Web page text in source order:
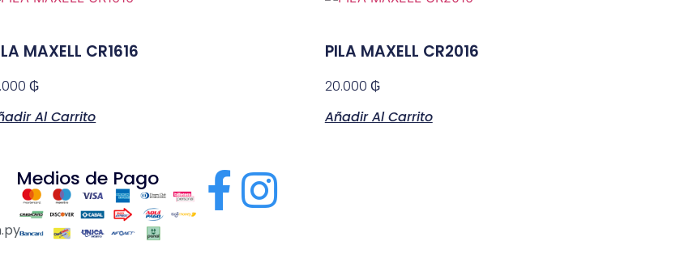
MAXELL CR1616
₲
Al Carrito
PILA MAXELL CR2016
20.000 ₲
Añadir Al Carrito
Medios de Pago